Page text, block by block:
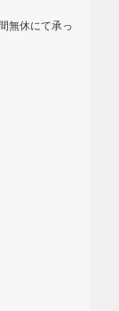
無休にて承っ